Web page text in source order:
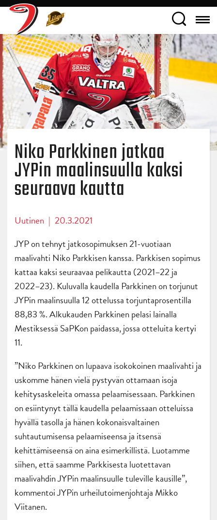
Niko Parkkinen jatkaa
JYPin maalinsuulla kaksi
seuraava kautta
Uutinen | 20.3.2021
JYP on tehnyt jatkosopimuksen 21-vuotiaan
maalivahti Niko Parkkisen kanssa. Parkkisen sopimus
kattaa kaksi seuraavaa pelikautta (2021–22 ja
2022–23). Kuluvalla kaudella Parkkinen on torjunut
JYPin maalinsuulla 12 ottelussa torjuntaprosentilla
88,83 %. Alkukauden Parkkinen pelasi lainalla
Mestiksessä SaPKon paidassa, jossa otteluita kertyi
11.
”Niko Parkkinen on lupaava isokokoinen maalivahti ja
uskomme hänen vielä pystyvän ottamaan isoja
kehitysaskeleita omassa pelaamisessaan. Parkkinen
on esiintynyt tällä kaudella pelaamissaan otteluissa
hyvällä tasolla ja hänen kokonaisvaltainen
suhtautumisensa pelaamiseensa ja itsensä
kehittämiseensä on aina esimerkillistä. Luotamme
siihen, että saamme Parkkisesta luotettavan
maalivahdin JYPin maalinsuulle tuleville kausille”,
kommentoi JYPin urheilutoimenjohtaja Mikko
Viitanen.